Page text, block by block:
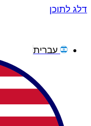
תודה
דלג לתוכן
עברית